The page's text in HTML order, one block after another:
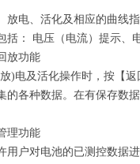
放电、活化及相应的曲线
括： 电压（电流）提示、
放功能
)电及活化操作时，按【
的各种数据。在有保存数
理功能
用户对电池的已测控数据